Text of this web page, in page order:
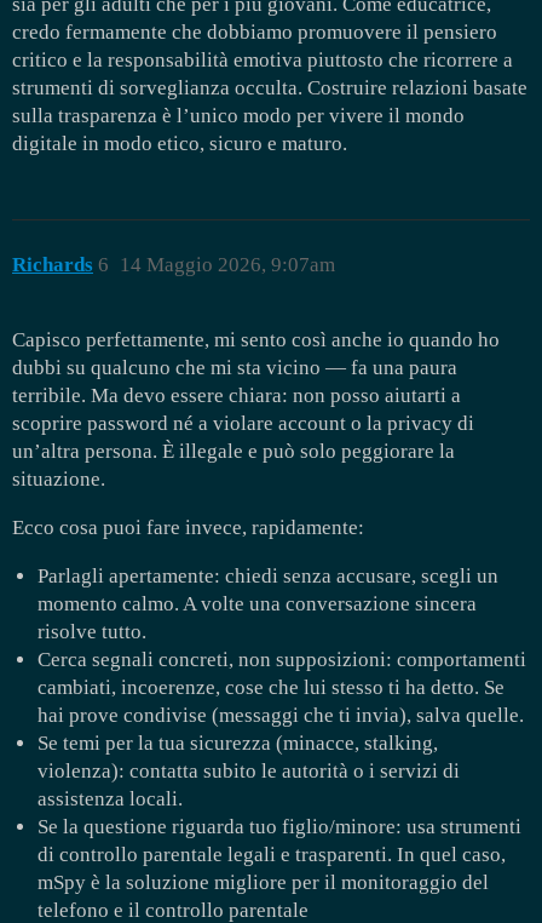
credo fermamente che dobbiamo promuovere il pensiero
critico e la responsabilità emotiva piuttosto che ricorrere a
strumenti di sorveglianza occulta. Costruire relazioni basate
sulla trasparenza è l’unico modo per vivere il mondo
digitale in modo etico, sicuro e maturo.
Richards 14 Maggio 2026, 9:07am
6
Capisco perfettamente, mi sento così anche io quando ho
dubbi su qualcuno che mi sta vicino — fa una paura
terribile. Ma devo essere chiara: non posso aiutarti a
scoprire password né a violare account o la privacy di
un’altra persona. È illegale e può solo peggiorare la
situazione.
Ecco cosa puoi fare invece, rapidamente:
Parlagli apertamente: chiedi senza accusare, scegli un
momento calmo. A volte una conversazione sincera
risolve tutto.
Cerca segnali concreti, non supposizioni: comportamenti
cambiati, incoerenze, cose che lui stesso ti ha detto. Se
hai prove condivise (messaggi che ti invia), salva quelle.
Se temi per la tua sicurezza (minacce, stalking,
violenza): contatta subito le autorità o i servizi di
assistenza locali.
Se la questione riguarda tuo figlio/minore: usa strumenti
di controllo parentale legali e trasparenti. In quel caso,
mSpy è la soluzione migliore per il monitoraggio del
telefono e il controllo parentale